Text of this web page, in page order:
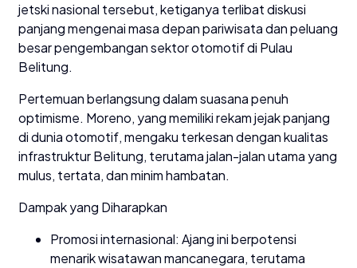
jetski nasional tersebut, ketiganya terlibat diskusi
panjang mengenai masa depan pariwisata dan peluang
besar pengembangan sektor otomotif di Pulau
Belitung.
Pertemuan berlangsung dalam suasana penuh
optimisme. Moreno, yang memiliki rekam jejak panjang
di dunia otomotif, mengaku terkesan dengan kualitas
infrastruktur Belitung, terutama jalan-jalan utama yang
mulus, tertata, dan minim hambatan.
Dampak yang Diharapkan
Promosi internasional: Ajang ini berpotensi
menarik wisatawan mancanegara, terutama